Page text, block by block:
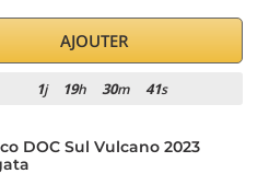
AJOUTER
1j 19h 30m 41s
DOC Sul Vulcano 2023